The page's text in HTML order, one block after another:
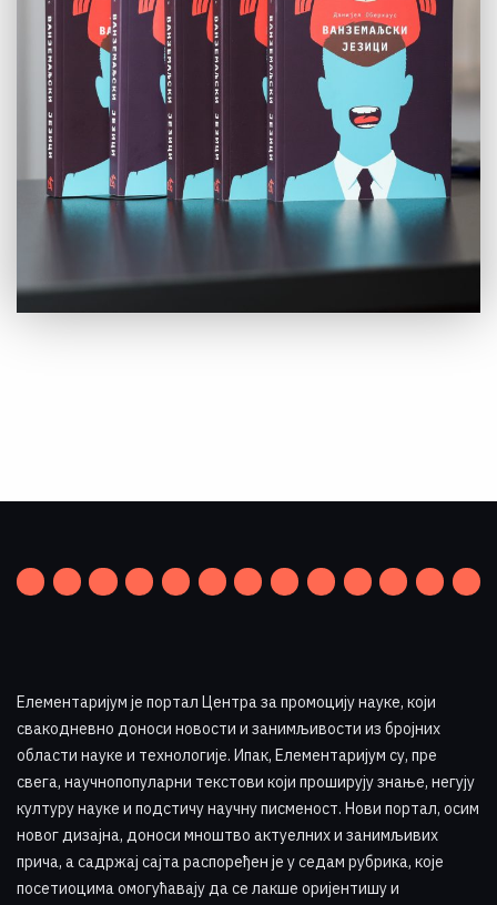
Елементаријум је портал Центра за промоцију науке, који
свакодневно доноси новости и занимљивости из бројних
области науке и технологије. Ипак, Елементаријум су, пре
свега, научнопопуларни текстови који проширују знање, негују
културу науке и подстичу научну писменост. Нови портал, осим
новог дизајна, доноси мноштво актуелних и занимљивих
прича, а садржај сајта распоређен је у седам рубрика, које
посетиоцима омогућавају да се лакше оријентишу и